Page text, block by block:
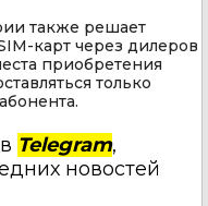
также решает
карт через дилеров
приобретения
только
Telegram,
новостей